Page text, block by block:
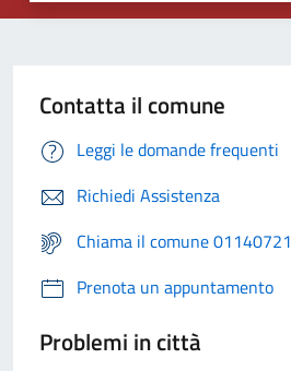
Contatta il comune
Leggi le domande frequenti
Richiedi Assistenza
Chiama il comune 01140721
Prenota un appuntamento
Problemi in città